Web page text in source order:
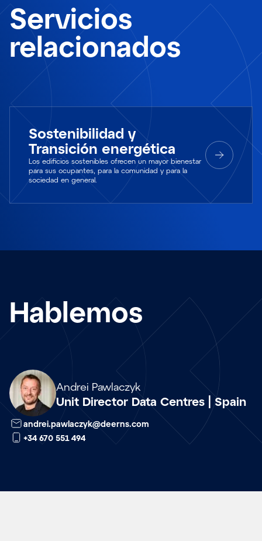
Servicios
relacionados
Sostenibilidad y
Transición energética
Los edificios sostenibles ofrecen un mayor bienestar
para sus ocupantes, para la comunidad y para la
sociedad en general.
Hablemos
Andrei Pawlaczyk
Unit Director Data Centres | Spain
Array
andrei.pawlaczyk@deerns.com
+34 670 551 494